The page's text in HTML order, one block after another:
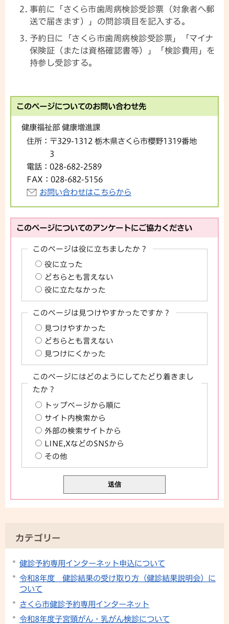
事前に「さくら市歯周病検診受診票（対象者へ郵
送で届きます）」の問診項目を記入する。
予約日に「さくら市歯周病検診受診票」「マイナ
保険証（または資格確認書等）」「検診費用」を
持参し受診する。
このページについてのお問い合わせ先
健康福祉部 健康増進課
住所： 〒329-1312 栃木県さくら市櫻野1319番地
3
電話： 028-682-2589
FAX： 028-682-5156
お問い合わせはこちらから
このページについてのアンケートにご協力ください
このページは役に立ちましたか？
役に立った
どちらとも言えない
役に立たなかった
このページは見つけやすかったですか？
見つけやすかった
どちらとも言えない
見つけにくかった
このページにはどのようにしてたどり着きまし
たか？
トップページから順に
サイト内検索から
外部の検索サイトから
LINE,XなどのSNSから
その他
カテゴリー
健診予約専用インターネット申込について
令和8年度 健診結果の受け取り方（健診結果説明会）に
ついて
さくら市健診予約専用インターネット
令和8年度子宮頸がん・乳がん検診について